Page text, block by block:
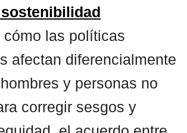
las políticas
afectan diferencialmente
y personas no
corregir sesgos y